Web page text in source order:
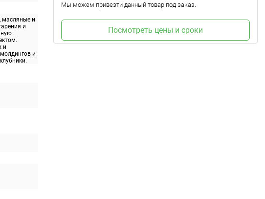
масляные и
и
и
и
Мы можем привезти данный товар под заказ.
Посмотреть цены и сроки